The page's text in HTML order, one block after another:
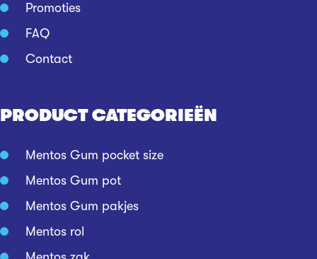
Promoties
FAQ
Contact
PRODUCT CATEGORIEËN
Mentos Gum pocket size
Mentos Gum pot
Mentos Gum pakjes
Mentos rol